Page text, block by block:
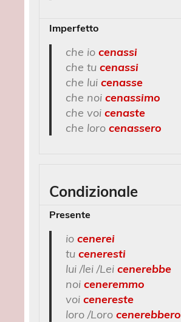
Imperfetto
che iocenassi
che tucenassi
che luicenasse
che noicenassimo
che voi cenaste
che loro cenassero
Condizionale
Presente
io cenerei
tu ceneresti
lui /lei /Lei cenerebbe
noi ceneremmo
voi cenereste
loro /Loro cenerebbero